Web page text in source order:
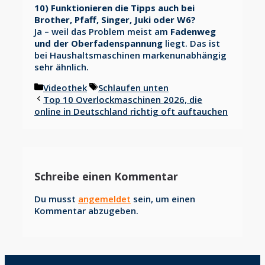
10) Funktionieren die Tipps auch bei
Brother, Pfaff, Singer, Juki oder W6?
Ja – weil das Problem meist am Fadenweg
und der Oberfadenspannung liegt. Das ist
bei Haushaltsmaschinen markenunabhängig
sehr ähnlich.
Kategorien
Videothek Schlagwörter
Schlaufen unten
Top 10 Overlockmaschinen 2026, die
online in Deutschland richtig oft auftauchen
Schreibe einen Kommentar
Du musst angemeldet sein, um einen
Kommentar abzugeben.